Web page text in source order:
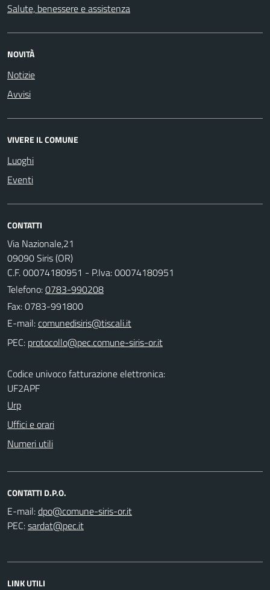
Salute, benessere e assistenza
NOVITÀ
Notizie
Avvisi
VIVERE IL COMUNE
Luoghi
Eventi
CONTATTI
Via Nazionale,21
09090 Siris (OR)
C.F. 00074180951 - P.Iva: 00074180951
Telefono:0783-990208
Fax: 0783-991800
E-mail:
PEC:
Codice univoco fatturazione elettronica:
UF2APF
Urp
Uffici e orari
Numeri utili
CONTATTI D.P.O.
E-mail:
PEC:
LINK UTILI